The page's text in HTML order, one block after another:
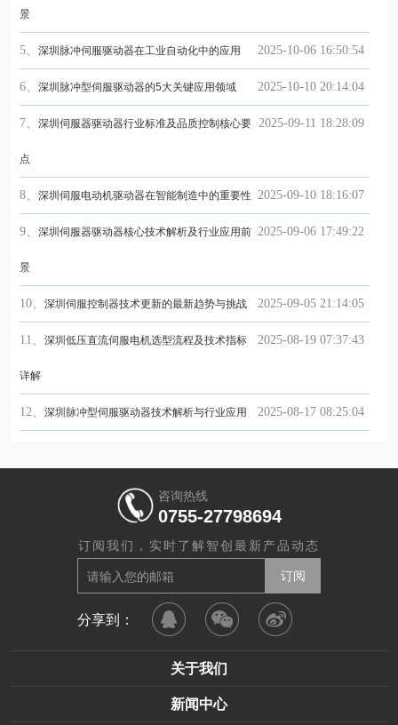
景
2025-10-06 16:50:54
5、 深圳脉冲伺服驱动器在工业自动化中的应用
2025-10-10 20:14:04
6、 深圳脉冲型伺服驱动器的5大关键应用领域
2025-09-11 18:28:09
7、 深圳伺服器驱动器行业标准及品质控制核心要
点
2025-09-10 18:16:07
8、 深圳伺服电动机驱动器在智能制造中的重要性
2025-09-06 17:49:22
9、 深圳伺服器驱动器核心技术解析及行业应用前
景
2025-09-05 21:14:05
10、 深圳伺服控制器技术更新的最新趋势与挑战
2025-08-19 07:37:43
11、 深圳低压直流伺服电机选型流程及技术指标
详解
2025-08-17 08:25:04
12、 深圳脉冲型伺服驱动器技术解析与行业应用
咨询热线
0755-27798694
订阅我们，实时了解智创最新产品动态
分享到：
关于我们
新闻中心